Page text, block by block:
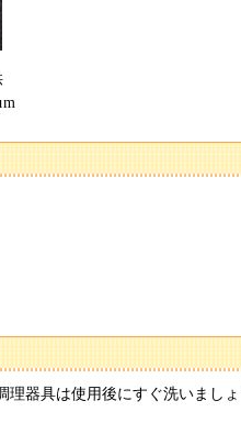
器具は使用後にすぐ洗いまし